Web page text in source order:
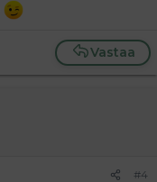
Vastaa
#4